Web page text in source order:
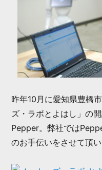
昨年10月に愛知県豊橋
ズ・ラボとよはし」の
Pepper。弊社では
のお手伝いをさせて頂い